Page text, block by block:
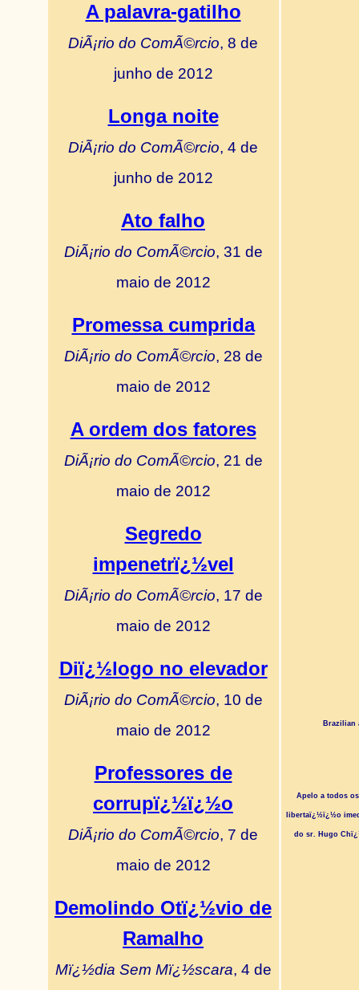
A palavra-gatilho
DiÃ¡rio do ComÃ©rcio, 8 de
junho de 2012
Longa noite
DiÃ¡rio do ComÃ©rcio, 4 de
junho de 2012
Ato falho
DiÃ¡rio do ComÃ©rcio, 31 de
maio de 2012
Promessa cumprida
DiÃ¡rio do ComÃ©rcio, 28 de
maio de 2012
A ordem dos fatores
DiÃ¡rio do ComÃ©rcio, 21 de
maio de 2012
Segredo
impenetrï¿½vel
DiÃ¡rio do ComÃ©rcio, 17 de
maio de 2012
Diï¿½logo no elevador
DiÃ¡rio do ComÃ©rcio, 10 de
maio de 2012
Professores de
corrupï¿½ï¿½o
DiÃ¡rio do ComÃ©rcio, 7 de
maio de 2012
Demolindo Otï¿½vio de
Ramalho
Mï¿½dia Sem Mï¿½scara, 4 de
Brazilian
Apelo a todos
libertaï¿½ï¿½o
do sr. Hugo